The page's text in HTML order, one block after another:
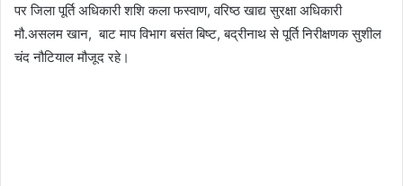
पर जिला पूर्ति अधिकारी शशि कला फस्वाण, वरिष्ठ खाद्य सुरक्षा अधिकारी
मौ.असलम खान, बाट माप विभाग बसंत बिष्ट, बद्रीनाथ से पूर्ति निरीक्षणक सुशील
चंद नौटियाल मौजूद रहे।